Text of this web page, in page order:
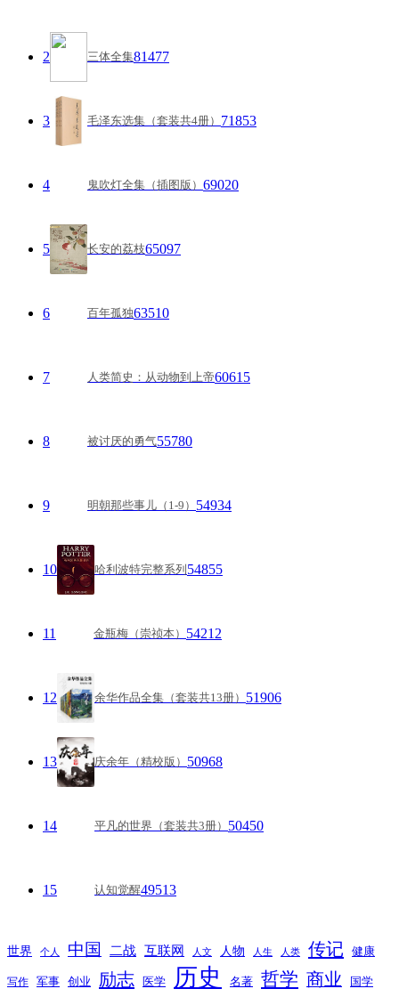
2 三体全集81477
3 毛泽东选集（套装共4册） 71853
4 鬼吹灯全集（插图版） 69020
5 长安的荔枝65097
6 百年孤独63510
7 人类简史：从动物到上帝60615
8 被讨厌的勇气55780
9 明朝那些事儿（1-9） 54934
10 哈利波特完整系列 54855
11 金瓶梅（崇祯本） 54212
12 余华作品全集（套装共13册） 51906
13 庆余年（精校版） 50968
14 平凡的世界（套装共3册） 50450
15 认知觉醒49513
世界 个人 中国 二战 互联网 人文 人物 人生 人类 传记 健康
写作 军事 创业 励志 医学 历史 名著 哲学 商业 国学